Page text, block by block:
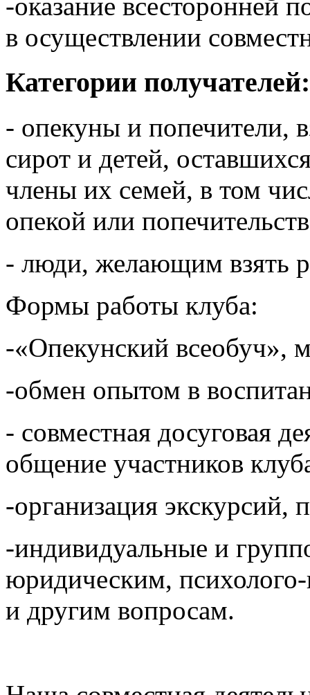
-оказание всесторонней
в осуществлении
Категории
- опекуны и попечители,
сирот и детей,
члены их семей, в том
опекой или
- люди, желающим взять
Формы работы клуба:
-«Опекунский всеобуч»,
-обмен опытом в
- совместная досуговая
общение участников
-организация экскурсий,
-индивидуальные и
юридическим,
и другим вопросам.